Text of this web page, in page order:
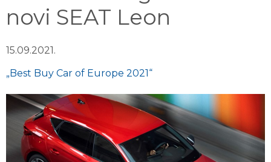
novi SEAT Leon
15.09.2021.
„Best Buy Car of Europe 2021“